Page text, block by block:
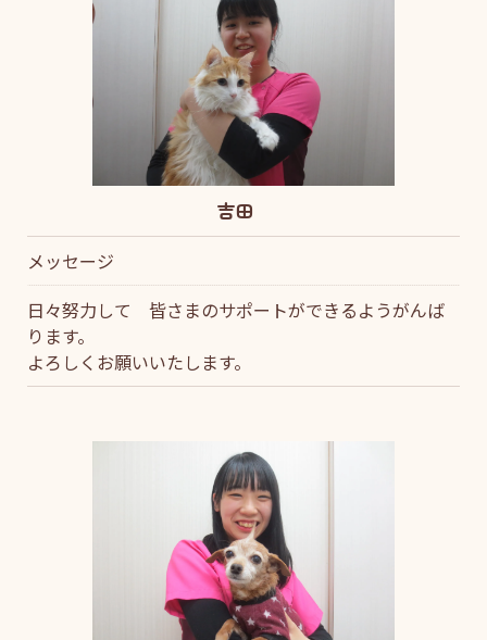
吉田
メッセージ
日々努力して 皆さまのサポートができるようがんば
ります。
よろしくお願いいたします。